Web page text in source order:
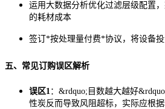
运用大数据分析优化过滤层级配置
的耗材成本
签订*按处理量付费*协议，将设备
五、常见订购误区解析
误区1：&rdquo;目数越大越好
性炭反而导致风阻超标，实际应根